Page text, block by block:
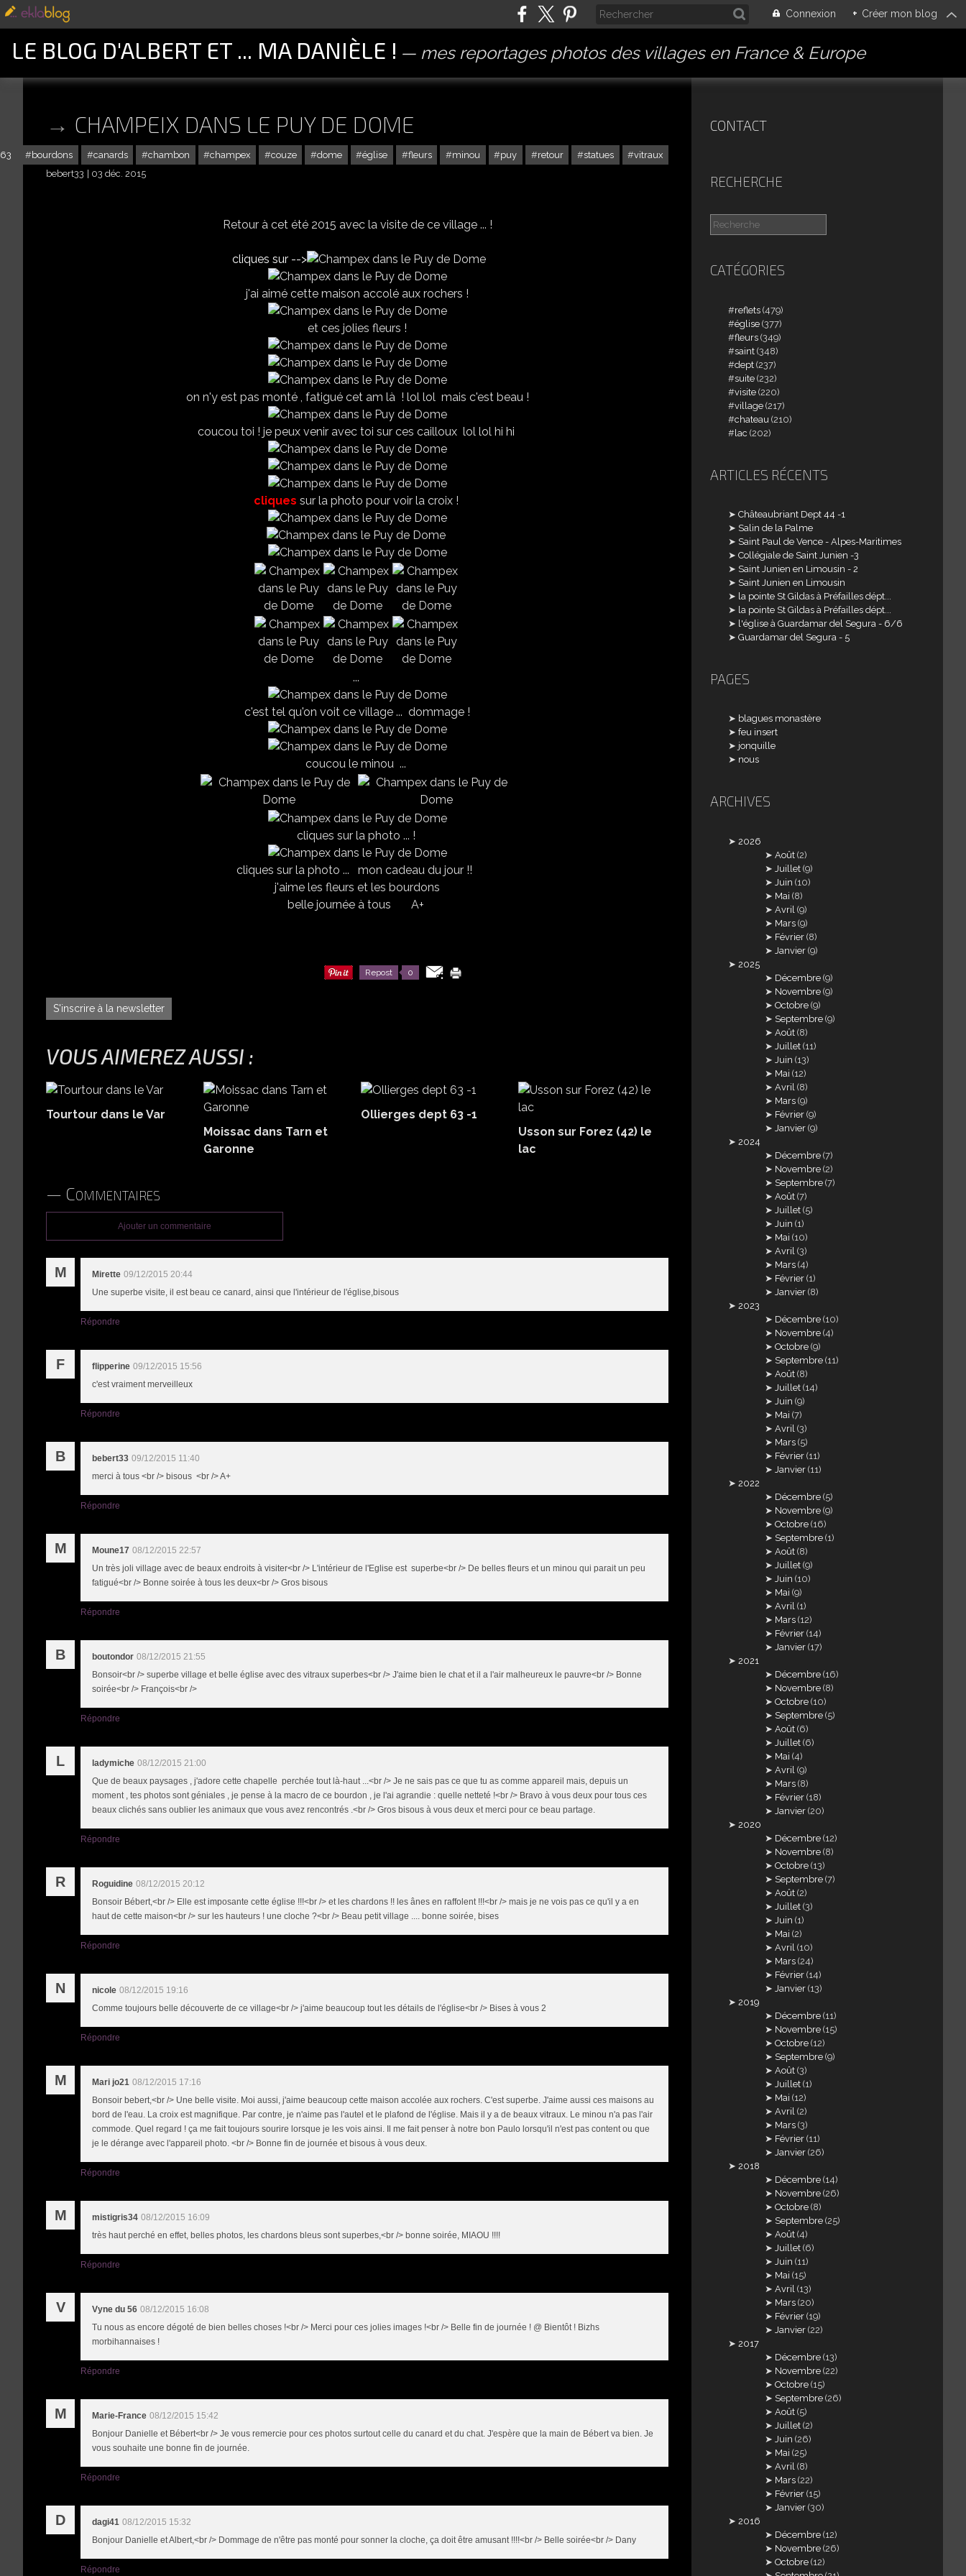
Connexion + Créer mon blog
LE BLOG D'ALBERT ET ... MA DANIÈLE ! mes reportages photos des villages en France & Europe
CHAMPEIX DANS LE PUY DE DOME
63 bourdons canards chambon champex couze dome église fleurs minou puy retour statues
vitraux
bebert33
03 déc. 2015
Retour à cet été 2015 avec la visite de ce village ... !
cliques sur -->
j'ai aimé cette maison accolé aux rochers !
et ces jolies fleurs !
on n'y est pas monté , fatigué cet am là ! lol lol mais c'est beau !
coucou toi ! je peux venir avec toi sur ces cailloux lol lol hi hi
cliques sur la photo pour voir la croix !
...
c'est tel qu'on voit ce village ... dommage !
coucou le minou ...
cliques sur la photo ... !
cliques sur la photo ... mon cadeau du jour !!
j'aime les fleurs et les bourdons
belle journée à tous A+
Repost 0
S'inscrire à la newsletter
VOUS AIMEREZ AUSSI :
Tourtour dans le Var
Moissac dans Tarn et
Garonne
Ollierges dept 63 -1
Usson sur Forez (42) le
lac
Commentaires
Ajouter un commentaire
M Mirette 09/12/2015 20:44
Une superbe visite, il est beau ce canard, ainsi que l'intérieur de l'église,bisous
Répondre
F flipperine 09/12/2015 15:56
c'est vraiment merveilleux
Répondre
B bebert33 09/12/2015 11:40
merci à tous <br /> bisous <br /> A+
Répondre
M Moune17 08/12/2015 22:57
Un très joli village avec de beaux endroits à visiter<br /> L'intérieur de l'Eglise est superbe<br /> De belles fleurs et un minou qui parait un peu
fatigué<br /> Bonne soirée à tous les deux<br /> Gros bisous
Répondre
B boutondor 08/12/2015 21:55
Bonsoir<br /> superbe village et belle église avec des vitraux superbes<br /> J'aime bien le chat et il a l'air malheureux le pauvre<br /> Bonne
soirée<br /> François<br />
Répondre
L ladymiche 08/12/2015 21:00
Que de beaux paysages , j'adore cette chapelle perchée tout là-haut ...<br /> Je ne sais pas ce que tu as comme appareil mais, depuis un
moment , tes photos sont géniales , je pense à la macro de ce bourdon , je l'ai agrandie : quelle netteté !<br /> Bravo à vous deux pour tous ces
beaux clichés sans oublier les animaux que vous avez rencontrés .<br /> Gros bisous à vous deux et merci pour ce beau partage.
Répondre
R Roguidine 08/12/2015 20:12
Bonsoir Bébert,<br /> Elle est imposante cette église !!!<br /> et les chardons !! les ânes en raffolent !!!<br /> mais je ne vois pas ce qu'il y a en
haut de cette maison<br /> sur les hauteurs ! une cloche ?<br /> Beau petit village .... bonne soirée, bises
Répondre
N nicole 08/12/2015 19:16
Comme toujours belle découverte de ce village<br /> j'aime beaucoup tout les détails de l'église<br /> Bises à vous 2
Répondre
M Mari jo21 08/12/2015 17:16
Bonsoir bebert,<br /> Une belle visite. Moi aussi, j'aime beaucoup cette maison accolée aux rochers. C'est superbe. J'aime aussi ces maisons au
bord de l'eau. La croix est magnifique. Par contre, je n'aime pas l'autel et le plafond de l'église. Mais il y a de beaux vitraux. Le minou n'a pas l'air
commode. Quel regard ! ça me fait toujours sourire lorsque je les vois ainsi. Il me fait penser à notre bon Paulo lorsqu'il n'est pas content ou que
je le dérange avec l'appareil photo. <br /> Bonne fin de journée et bisous à vous deux.
Répondre
M mistigris34 08/12/2015 16:09
très haut perché en effet, belles photos, les chardons bleus sont superbes,<br /> bonne soirée, MIAOU !!!!
Répondre
V Vyne du 56 08/12/2015 16:08
Tu nous as encore dégoté de bien belles choses !<br /> Merci pour ces jolies images !<br /> Belle fin de journée ! @ Bientôt ! Bizhs
morbihannaises !
Répondre
M Marie-France 08/12/2015 15:42
Bonjour Danielle et Bébert<br /> Je vous remercie pour ces photos surtout celle du canard et du chat. J'espère que la main de Bébert va bien. Je
vous souhaite une bonne fin de journée.
Répondre
D dagi41 08/12/2015 15:32
Bonjour Danielle et Albert,<br /> Dommage de n'être pas monté pour sonner la cloche, ça doit être amusant !!!!<br /> Belle soirée<br /> Dany
Répondre
CONTACT
RECHERCHE
CATÉGORIES
reflets (479)
église (377)
fleurs (349)
saint (348)
dept (237)
suite (232)
visite (220)
village (217)
chateau (210)
lac (202)
ARTICLES RÉCENTS
Châteaubriant Dept 44 -1
Salin de la Palme
Saint Paul de Vence - Alpes-Maritimes
Collégiale de Saint Junien -3
Saint Junien en Limousin - 2
Saint Junien en Limousin
la pointe St Gildas à Préfailles dépt...
la pointe St Gildas à Préfailles dépt...
l'église à Guardamar del Segura - 6/6
Guardamar del Segura - 5
PAGES
blagues monastère
feu insert
jonquille
nous
ARCHIVES
2026
Août (2)
Juillet (9)
Juin (10)
Mai (8)
Avril (9)
Mars (9)
Février (8)
Janvier (9)
2025
Décembre (9)
Novembre (9)
Octobre (9)
Septembre (9)
Août (8)
Juillet (11)
Juin (13)
Mai (12)
Avril (8)
Mars (9)
Février (9)
Janvier (9)
2024
Décembre (7)
Novembre (2)
Septembre (7)
Août (7)
Juillet (5)
Juin (1)
Mai (10)
Avril (3)
Mars (4)
Février (1)
Janvier (8)
2023
Décembre (10)
Novembre (4)
Octobre (9)
Septembre (11)
Août (8)
Juillet (14)
Juin (9)
Mai (7)
Avril (3)
Mars (5)
Février (11)
Janvier (11)
2022
Décembre (5)
Novembre (9)
Octobre (16)
Septembre (1)
Août (8)
Juillet (9)
Juin (10)
Mai (9)
Avril (1)
Mars (12)
Février (14)
Janvier (17)
2021
Décembre (16)
Novembre (8)
Octobre (10)
Septembre (5)
Août (6)
Juillet (6)
Mai (4)
Avril (9)
Mars (8)
Février (18)
Janvier (20)
2020
Décembre (12)
Novembre (8)
Octobre (13)
Septembre (7)
Août (2)
Juillet (3)
Juin (1)
Mai (2)
Avril (10)
Mars (24)
Février (14)
Janvier (13)
2019
Décembre (11)
Novembre (15)
Octobre (12)
Septembre (9)
Août (3)
Juillet (1)
Mai (12)
Avril (2)
Mars (3)
Février (11)
Janvier (26)
2018
Décembre (14)
Novembre (26)
Octobre (8)
Septembre (25)
Août (4)
Juillet (6)
Juin (11)
Mai (15)
Avril (13)
Mars (20)
Février (19)
Janvier (22)
2017
Décembre (13)
Novembre (22)
Octobre (15)
Septembre (26)
Août (5)
Juillet (2)
Juin (26)
Mai (25)
Avril (8)
Mars (22)
Février (15)
Janvier (30)
2016
Décembre (12)
Novembre (26)
Octobre (12)